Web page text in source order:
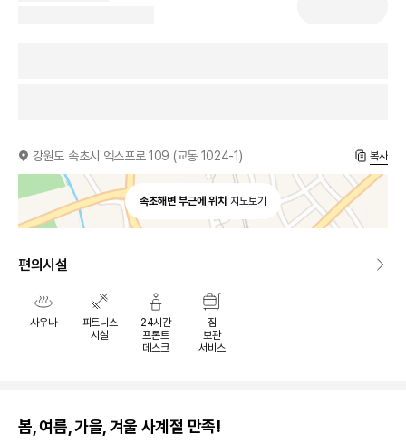
강원도 속초시 엑스포로 109 (교동 1024-1) 복사
속초해변 부근에 위치 지도보기
편의시설
사우나
피트니스
시설
24시간
프론트
데스크
짐
보관
서비스
봄, 여름, 가을, 겨울 사계절 만족!